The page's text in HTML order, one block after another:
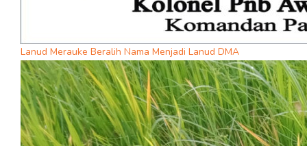
Lanud Merauke Beralih Nama Menjadi Lanud DMA